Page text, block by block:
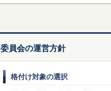
委員会の運営方針
格付け対象の選択